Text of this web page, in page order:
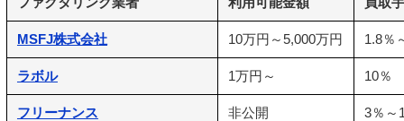
MSFJ株式会社 10万円～5,000万円 1.8％
ラボル 1万円～ 10％
フリーナンス 非公開 3％～